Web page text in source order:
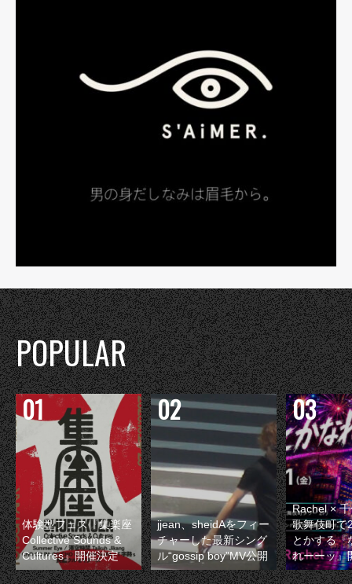
POPULAR
体験型フェス『集楽座
Collective Sounds &
Cultures』開催決定
jjean、sheidAをフィー
チャーした最新シング
ル“gossip boy”MV公開
Rachel ×
歌舞伎町で
とかする『
れーーッ』